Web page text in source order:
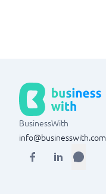
BusinessWith
info@businesswith.com